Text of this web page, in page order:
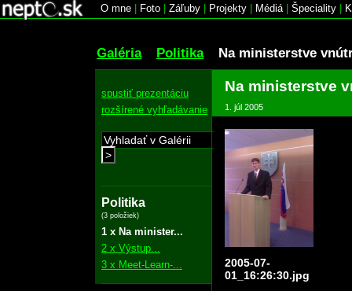
O mne Foto Záľuby Projekty Médiá| Špeciality
Galéria Politika Na ministerstve
spustiť prezentáciu
rozšírené vyhľadávanie
>
Politika
(3 položiek)
1 x Na minister...
2 x Výstup...
3 x Meet-Learn-...
Na ministerstve
1. júl 2005
2005-07-
01_16:26:30.jpg